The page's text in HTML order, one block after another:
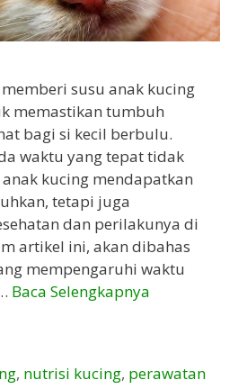
susu anak kucing
memastikan tumbuh
bagi si kecil berbulu.
waktu yang tepat tidak
kucing mendapatkan
tetapi juga
dan perilakunya di
artikel ini, akan dibahas
mempengaruhi waktu
Baca Selengkapnya
, nutrisi kucing, perawatan